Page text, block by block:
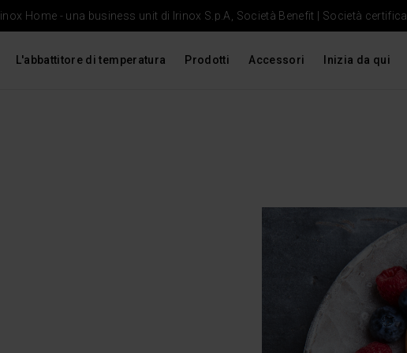
Home - una business unit di Irinox S.p.A, Società Benefit | Società
L'abbattitore di temperatura Prodotti Accessori Inizia da qui